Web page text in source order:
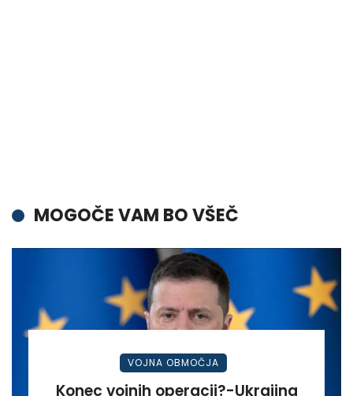
MOGOČE VAM BO VŠEČ
VOJNA OBMOČJA
Konec vojnih operacij?-Ukrajina